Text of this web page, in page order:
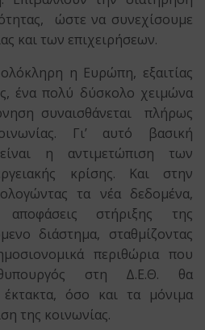
ώστε να συνεχίσουμε
και των επιχειρήσεων.
η Ευρώπη, εξαιτίας
ένα πολύ δύσκολο χειμώνα
συναισθάνεται πλήρως
Γι’ αυτό βασική
η αντιμετώπιση των
κρίσης. Και στην
τα νέα δεδομένα,
αποφάσεις στήριξης της
διάστημα, σταθμίζοντας
περιθώρια που
στη Δ.Ε.Θ. θα
έκτακτα, όσο και τα μόνιμα
της κοινωνίας.